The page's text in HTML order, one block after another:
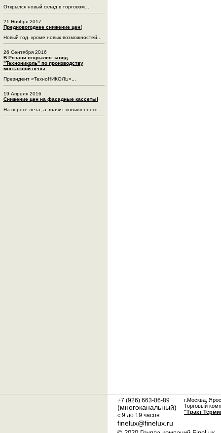
Открылся новый склад в торговом...
21 Ноября 2017
Предновогоднее снижение цен!
Новый год, кроме новых возможностей...
26 Сентября 2016
В Рязани открылся завод
"Технониколь" по производству
монтажной пены
Президент «ТехноНИКОЛЬ»...
19 Апреля 2016
Снижение цен на фасадные кассеты!
На пороге лета, а значит повышенного...
+7 (926) 663-06-89
(многоканальный)
с 9 до 19 часов
finelux@finelux.ru
г.Москва,
Торговый
"Тракт